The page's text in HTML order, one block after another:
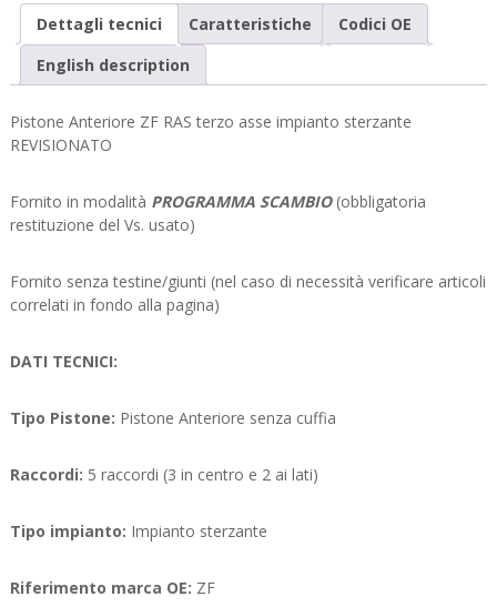
Dettagli tecnici Caratteristiche
Codici OE
English description
Pistone Anteriore ZF RAS terzo asse impianto sterzante
REVISIONATO
Fornito in modalità PROGRAMMA SCAMBIO(obbligatoria
restituzione del Vs. usato)
Fornito senza testine/giunti (nel caso di necessità verificare articoli
correlati in fondo alla pagina)
DATI TECNICI:
Tipo Pistone: Pistone Anteriore senza cuffia
Raccordi: 5 raccordi (3 in centro e 2 ai lati)
Tipo impianto: Impianto sterzante
Riferimento marca OE: ZF